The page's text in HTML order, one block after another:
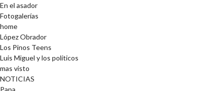
En el asador
Fotogalerías
home
López Obrador
Los Pinos Teens
Luis Miguel y los políticos
mas visto
NOTICIAS